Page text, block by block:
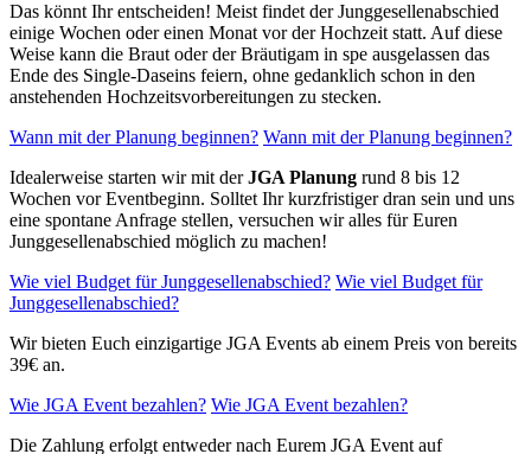
Das könnt Ihr entscheiden! Meist findet der Junggesellenabschied
einige Wochen oder einen Monat vor der Hochzeit statt. Auf diese
Weise kann die Braut oder der Bräutigam in spe ausgelassen das
Ende des Single-Daseins feiern, ohne gedanklich schon in den
anstehenden Hochzeitsvorbereitungen zu stecken.
Wann mit der Planung beginnen? Wann mit der Planung beginnen?
Idealerweise starten wir mit derJGA Planung rund 8 bis 12
Wochen vor Eventbeginn. Solltet Ihr kurzfristiger dran sein und uns
eine spontane Anfrage stellen, versuchen wir alles für Euren
Junggesellenabschied möglich zu machen!
Wie viel Budget für Junggesellenabschied? Wie viel Budget für
Junggesellenabschied?
Wir bieten Euch einzigartige JGA Events ab einem Preis von bereits
39€ an.
Wie JGA Event bezahlen? Wie JGA Event bezahlen?
Die Zahlung erfolgt entweder nach Eurem JGA Event auf